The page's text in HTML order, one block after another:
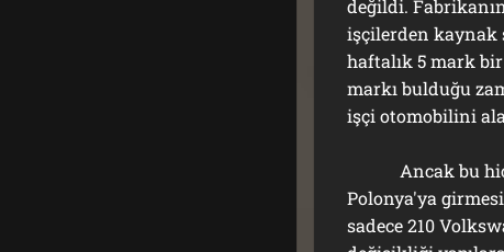
değildi.
işçilerden kaynak
haftalık 5 mark
markı bulduğu
işçi otomobilini
Ancak bu hiç
Polonya'ya
sadece 210